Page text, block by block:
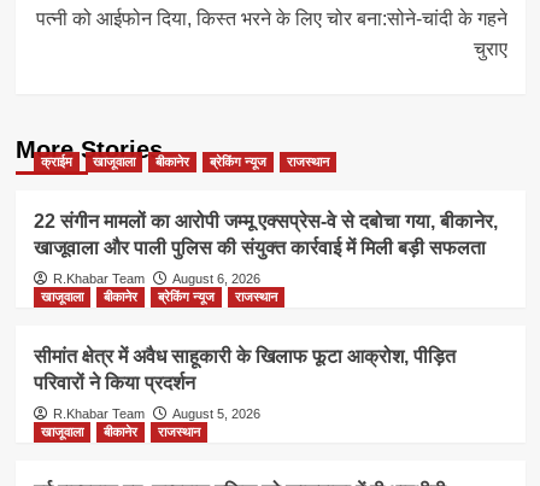
पत्नी को आईफोन दिया, किस्त भरने के लिए चोर बना:सोने-चांदी के गहने
चुराए
More Stories
क्राईम खाजूवाला बीकानेर ब्रेकिंग न्यूज राजस्थान
22 संगीन मामलों का आरोपी जम्मू एक्सप्रेस-वे से दबोचा गया, बीकानेर,
खाजूवाला और पाली पुलिस की संयुक्त कार्रवाई में मिली बड़ी सफलता
R.Khabar Team
August 6, 2026
खाजूवाला
बीकानेर ब्रेकिंग न्यूज राजस्थान
सीमांत क्षेत्र में अवैध साहूकारी के खिलाफ फूटा आक्रोश, पीड़ित
परिवारों ने किया प्रदर्शन
R.Khabar Team
August 5, 2026
खाजूवाला
बीकानेर राजस्थान